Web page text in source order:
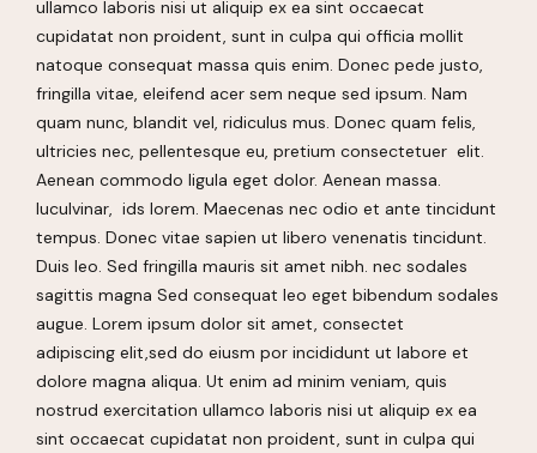
ullamco laboris nisi ut aliquip ex ea sint occaecat
cupidatat non proident, sunt in culpa qui officia mollit
natoque consequat massa quis enim. Donec pede justo,
fringilla vitae, eleifend acer sem neque sed ipsum. Nam
quam nunc, blandit vel, ridiculus mus. Donec quam felis,
ultricies nec, pellentesque eu, pretium consectetuer elit.
Aenean commodo ligula eget dolor. Aenean massa.
luculvinar, ids lorem. Maecenas nec odio et ante tincidunt
tempus. Donec vitae sapien ut libero venenatis tincidunt.
Duis leo. Sed fringilla mauris sit amet nibh. nec sodales
sagittis magna Sed consequat leo eget bibendum sodales
augue. Lorem ipsum dolor sit amet, consectet
adipiscing elit,sed do eiusm por incididunt ut labore et
dolore magna aliqua. Ut enim ad minim veniam, quis
nostrud exercitation ullamco laboris nisi ut aliquip ex ea
sint occaecat cupidatat non proident, sunt in culpa qui